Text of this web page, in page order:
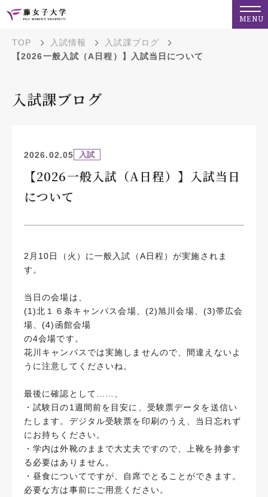
MENU
TOP 入試情報
入試課ブログ
【2026一般入試（A日程）】入試当日について
入試課ブログ
2026.02.05 入試
【2026一般入試（A日程）】入試当日
について
2月10日（火）に一般入試（A日程）が実施されま
す。
当日の会場は、
(1)北１６条キャンパス会場、(2)旭川会場、(3)帯広会
場、(4)函館会場
の4会場です。
花川キャンパスでは実施しませんので、間違えないよ
うに注意してくださいね。
最後に確認として……、
・試験日の1週間前を目安に、受験票データを送信い
たします。デジタル受験票を印刷のうえ、当日忘れず
にお持ちください。
・学内は外靴のままで大丈夫ですので、上靴を持参す
る必要はありません。
・昼食についてですが、自席でとることができます。
必要な方は事前にご用意ください。